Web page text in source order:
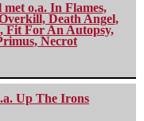
o.a. In Flames,
Death Angel,
Fit For An Autopsy,
Necrot
Up The Irons